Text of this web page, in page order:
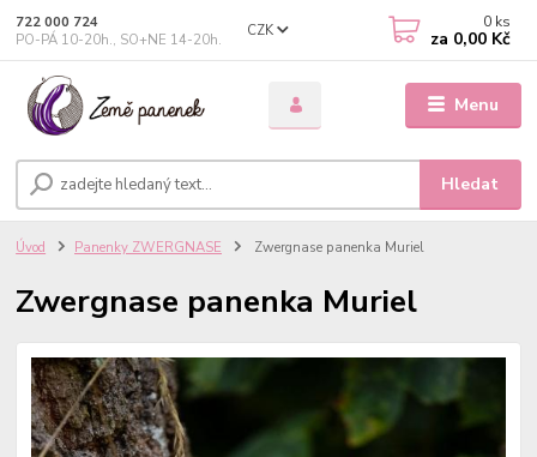
Menu
CZK
Hledat
722 000 724
PO-PÁ 10-20h., SO+NE 14-20h.
0 ks
za 0,00 Kč
Úvod Panenky ZWERGNASE Zwergnase panenka Muriel
Zwergnase panenka Muriel